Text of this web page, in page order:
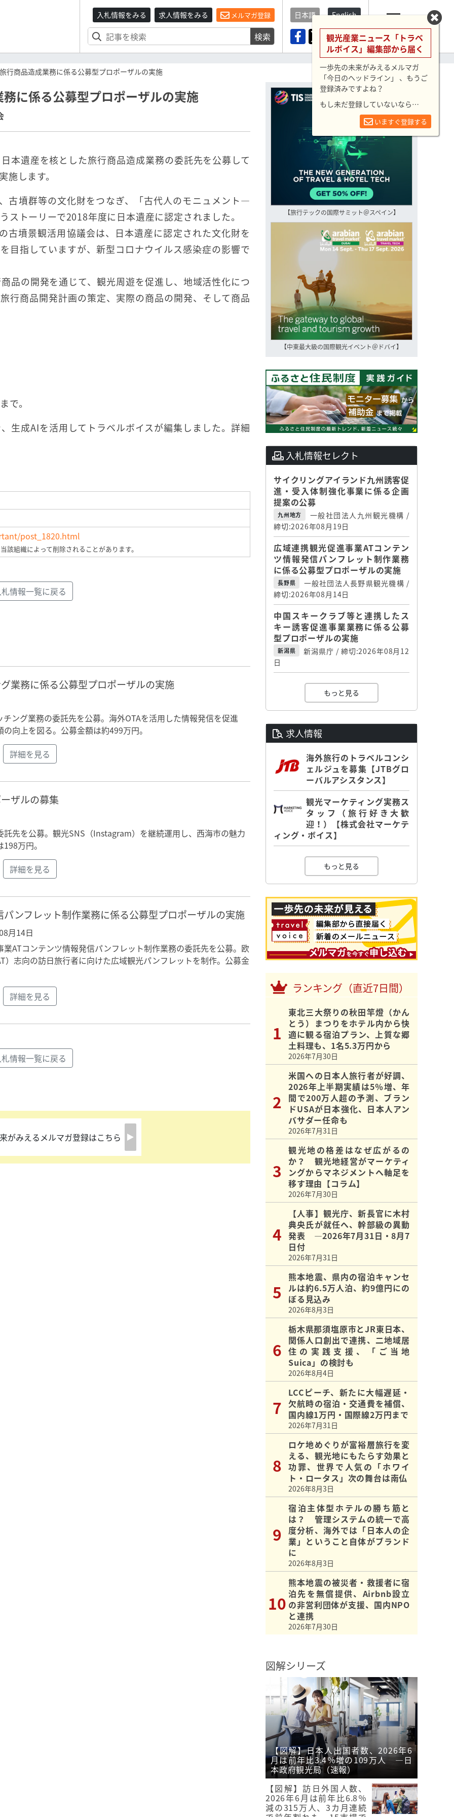
入札情報をみる 求人情報をみる メルマガ登録
検索
日本語 English
メニュー
行商品造成業務に係る公募型プロポーザルの実施
に係る公募型プロポーザルの実施
本遺産を核とした旅行商品造成業務の委託先を公募して
します。
古墳群等の文化財をつなぎ、「古代人のモニュメント―
トーリーで2018年度に日本遺産に認定されました。
古墳景観活用協議会は、日本遺産に認定された文化財を
目指していますが、新型コロナウイルス感染症の影響で
品の開発を通じて、観光周遊を促進し、地域活性化につ
行商品開発計画の策定、実際の商品の開発、そして商品
で。
生成AIを活用してトラベルボイスが編集しました。詳細
post_1820.html
組織によって削除されることがあります。
札情報一覧に戻る
業務に係る公募型プロポーザルの実施
ング業務の委託先を公募。海外OTAを活用した情報発信を促進
向上を図る。公募金額は約499万円。
詳細を見る
ザルの募集
先を公募。観光SNS（Instagram）を継続運用し、西海市の魅力
万円。
詳細を見る
ンフレット制作業務に係る公募型プロポーザルの実施
月14日
ATコンテンツ情報発信パンフレット制作業務の委託先を公募。欧
志向の訪日旅行者に向けた広域観光パンフレットを制作。公募金
詳細を見る
札情報一覧に戻る
がみえるメルマガ登録はこちら
【旅行テックの国際サミット＠スペイン】
【中東最大級の国際観光イベント＠ドバイ】
入札情報セレクト
サイクリングアイランド九州誘客促
進・受入体制強化事業に係る企画
提案の公募
九州地方
一般社団法人九州観光機構 /
締切:2026年08月19日
広域連携観光促進事業ATコンテン
ツ情報発信パンフレット制作業務
に係る公募型プロポーザルの実施
長野県
一般社団法人長野県観光機構 /
締切:2026年08月14日
中国スキークラブ等と連携したス
キー誘客促進事業業務に係る公募
型プロポーザルの実施
新潟県
新潟県庁 / 締切:2026年08月12
日
もっと見る
求人情報
海外旅行のトラベルコンシ
ェルジュを募集【JTBグロ
ーバルアシスタンス】
観光マーケティング実務ス
タッフ（旅行好き大歓
迎！）【株式会社マーケテ
ィング・ボイス】
もっと見る
ランキング（直近7日間）
東北三大祭りの秋田竿燈（かん
とう）まつりをホテル内から快
適に観る宿泊プラン、上質な郷
土料理も、1名5.3万円から
2026年7月30日
米国への日本人旅行者が好調、
2026年上半期実績は5％増、年
間で200万人超の予測、ブラン
ドUSAが日本強化、日本人アン
バサダー任命も
2026年7月31日
観光地の格差はなぜ広がるの
か？ 観光地経営がマーケティ
ングからマネジメントへ軸足を
移す理由【コラム】
2026年7月30日
【人事】観光庁、新長官に木村
典央氏が就任へ、幹部級の異動
発表 ―2026年7月31日・8月7
日付
2026年7月31日
熊本地震、県内の宿泊キャンセ
ルは約6.5万人泊、約9億円にの
ぼる見込み
2026年8月3日
栃木県那須塩原市とJR東日本、
関係人口創出で連携、二地域居
住の実践支援、「ご当地
Suica」の検討も
2026年8月4日
LCCピーチ、新たに大幅遅延・
欠航時の宿泊・交通費を補償、
国内線1万円・国際線2万円まで
2026年7月31日
ロケ地めぐりが富裕層旅行を変
える、観光地にもたらす効果と
功罪、世界で人気の「ホワイ
ト・ロータス」次の舞台は南仏
2026年8月3日
宿泊主体型ホテルの勝ち筋と
は？ 管理システムの統一で高
度分析、海外では「日本人の企
業」ということ自体がブランド
に
2026年8月3日
熊本地震の被災者・救援者に宿
泊先を無償提供、Airbnb設立
の非営利団体が支援、国内NPO
と連携
2026年7月30日
図解シリーズ
【図解】日本人出国者数、2026年6
月は前年比3.4％増の109万人 ―日
本政府観光局（速報）
【図解】訪日外国人数、
2026年6月は前年比6.8％
減の315万人、3カ月連続
観光産業ニュース「トラベ
ルボイス」編集部から届く
一歩先の未来がみえるメルマガ
「今日のヘッドライン」 、もうご
登録済みですよね？
もし未だ登録していないなら…
いますぐ登録する